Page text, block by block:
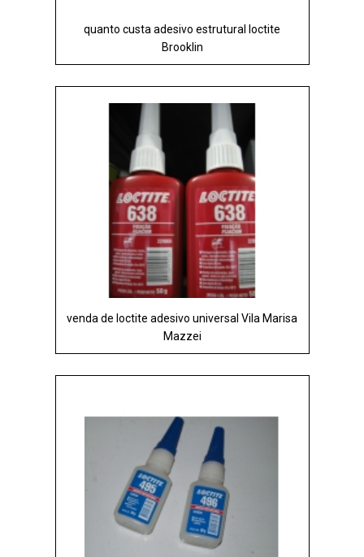
quanto custa adesivo estrutural loctite
Brooklin
venda de loctite adesivo universal Vila Marisa
Mazzei